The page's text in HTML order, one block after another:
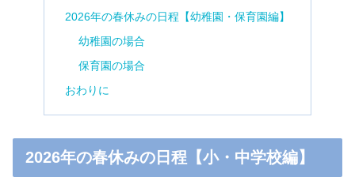
2026年の春休みの日程【幼稚園・保育園編】
幼稚園の場合
保育園の場合
おわりに
2026年の春休みの日程【小・中学校編】